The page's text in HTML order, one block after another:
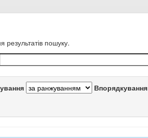
результатів пошуку.
Впорядкування